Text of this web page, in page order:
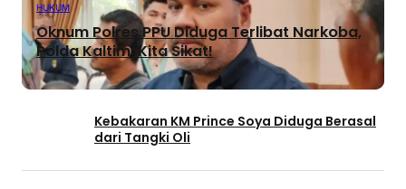
HUKUM
Oknum Polres PPU Diduga Terlibat Narkoba,
Polda Kaltim: Kita Sikat!
Kebakaran KM Prince Soya Diduga Berasal
dari Tangki Oli